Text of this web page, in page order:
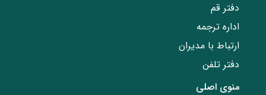
دفتر قم
اداره ترجمه
ارتباط با مدیران
دفتر تلفن
منوی اصلی